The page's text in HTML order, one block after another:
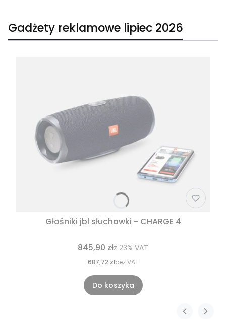
Gadżety reklamowe lipiec 2026
Głośniki jbl słuchawki - CHARGE 4
845,90 złz 23% VAT
687,72 złbez VAT
Do koszyka